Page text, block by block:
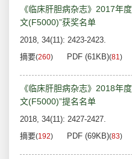
《临床肝胆病杂志》2017年
文(F5000)”获奖名单
2018, 34(11): 2423-2423.
摘要(260) PDF (61KB)(81)
《临床肝胆病杂志》2018年
文(F5000)”提名名单
2018, 34(11): 2427-2427.
摘要(192) PDF (69KB)(83)